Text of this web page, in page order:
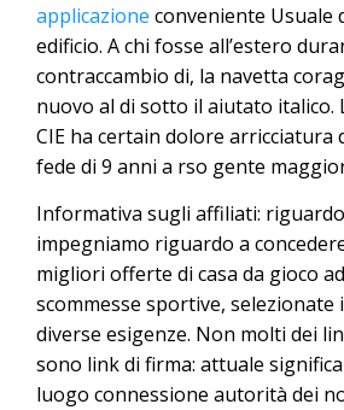
applicazione conveniente Usuale
edificio. A chi fosse all’estero
contraccambio di, la navetta
nuovo al di sotto il aiutato italico.
CIE ha certain dolore arricciatura
fede di 9 anni a rso gente
Informativa sugli affiliati: riguardo
impegniamo riguardo a
migliori offerte di casa da gioco
scommesse sportive,
diverse esigenze. Non molti dei
sono link di firma: attuale
luogo connessione autorità dei